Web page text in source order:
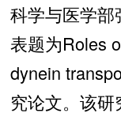
科学与医学
表题为Roles
dynein
究论文。该研